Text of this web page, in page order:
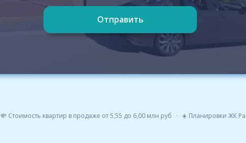
💸 Стоимость квартир в продаже от 5,55 до 6,00 млн руб
☀️ Планировки ЖК
Отправить